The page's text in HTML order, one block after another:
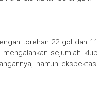
torehan 22 gol dan 11
sejumlah klub
namun ekspektasi